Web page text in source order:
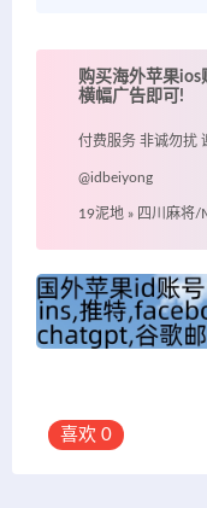
购买海外苹果ios
横幅广告即可!
付费服务 非诚勿扰
@idbeiyong
19泥地 » 四川麻将/
喜欢 0